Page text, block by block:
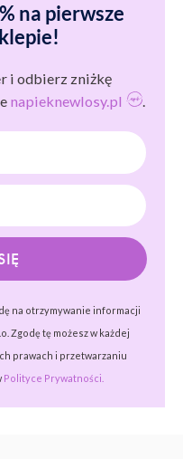
na pierwsze
i odbierz zniżkę
napieknewlosy.pl .
na otrzymywanie informacji
Zgodę tę możesz w każdej
prawach i przetwarzaniu
Polityce Prywatności.